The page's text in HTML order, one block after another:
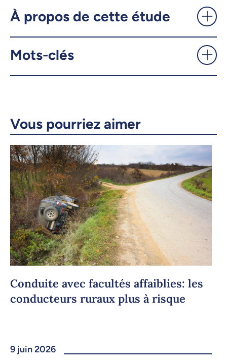
placenta - UdeMnouvelles
Facebook
Courriel
À propos de cette étude
Mots-clés
Vous pourriez aimer
Conduite avec facultés affaiblies: les
conducteurs ruraux plus à risque
9 juin 2026